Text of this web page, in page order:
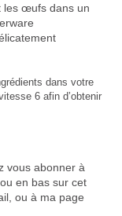
les œufs dans un
dans votre
6 afin d’obtenir
vous abonner à
en bas sur cet
ou à ma page